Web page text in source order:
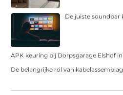
De juiste soundbar
APK keuring bij Dorpsgarage Elshof
De belangrijke rol van